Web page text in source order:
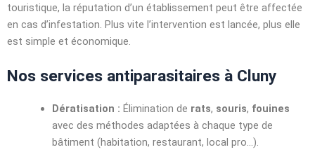
touristique, la réputation d’un établissement peut être affectée
en cas d’infestation. Plus vite l’intervention est lancée, plus elle
est simple et économique.
Nos services antiparasitaires à Cluny
Dératisation : Élimination de rats, souris, fouines
avec des méthodes adaptées à chaque type de
bâtiment (habitation, restaurant, local pro…).